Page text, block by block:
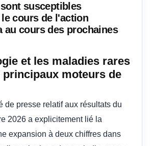
susceptibles
cours de l'action
au cours des prochaines
et les maladies rares
principaux moteurs de
de presse relatif aux résultats du
2026 a explicitement lié la
expansion à deux chiffres dans